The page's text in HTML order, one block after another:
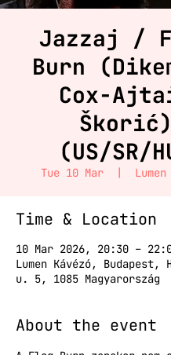
Jazzaj /
Burn
Cox-
Škorić)
(US/SR/
Tue 10 Mar
  |
Time & Location
10 Mar 2026, 20:30 –
Lumen Kávézó, Budapest,
u. 5, 1085 Magyarország
About the event